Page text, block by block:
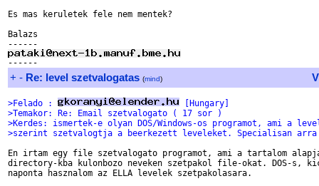
Es mas keruletek fele nem mentek?
Balazs
+ - Re: level szetvalogatas (mind)
>Felado :
[Hungary]
>Temakor: Re: Email szetvalogato ( 17 sor )
>Kerdes: ismertek-e olyan DOS/Windows-os programot, ami a
>szerint szetvalogtja a beerkezett leveleket. Specialisan
En irtam egy file szetvalogato programot, ami a tartalom
directory-kba kulonbozo neveken szetpakol file-okat. DOS-s,
naponta hasznalom az ELLA levelek szetpakolasara.